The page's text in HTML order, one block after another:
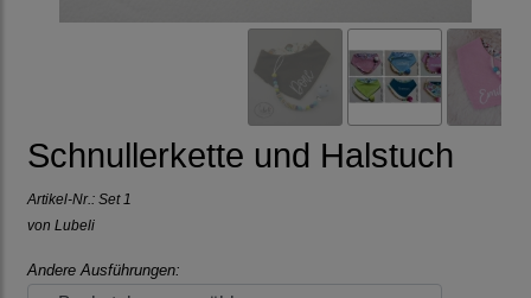
Schnullerkette und Halstuch
Artikel-Nr.: Set 1
von Lubeli
Andere Ausführungen: